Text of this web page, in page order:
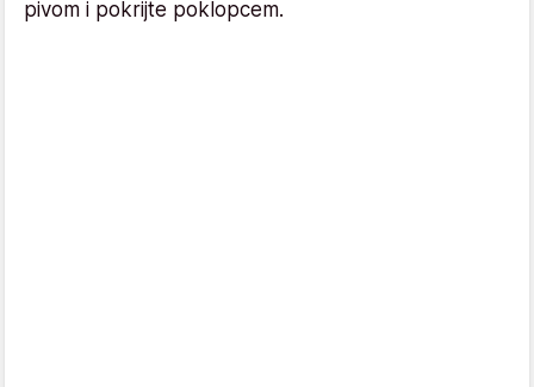
pivom i pokrijte poklopcem.